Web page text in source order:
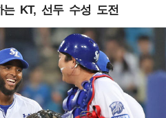
는 KT, 선두 수성 도전